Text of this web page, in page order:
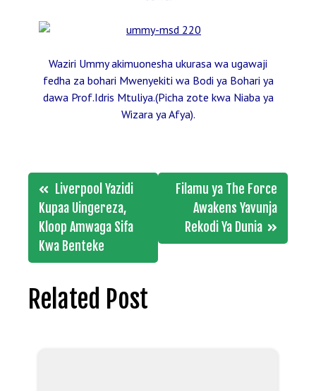
Waziri Ummy akimuonesha ukurasa wa ugawaji
fedha za bohari Mwenyekiti wa Bodi ya Bohari ya
dawa Prof.Idris Mtuliya.(Picha zote kwa Niaba ya
Wizara ya Afya).
Post
navigation
Liverpool Yazidi
Kupaa Uingereza,
Kloop Amwaga Sifa
Kwa Benteke
Filamu ya The Force
Awakens Yavunja
Rekodi Ya Dunia
Related Post